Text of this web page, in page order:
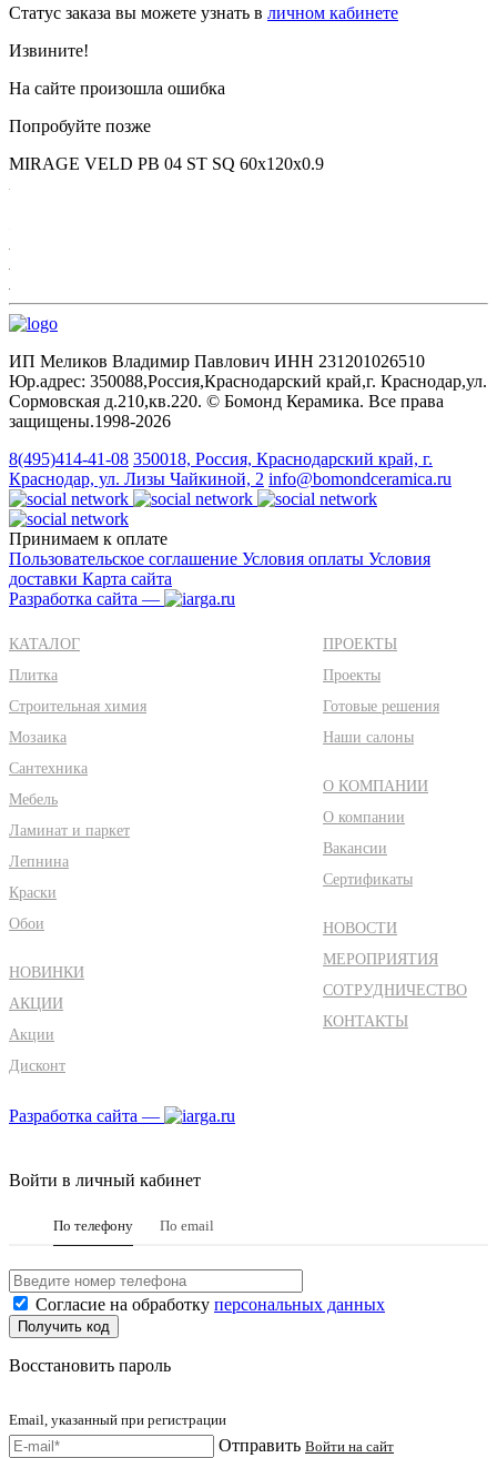
Статус заказа вы можете узнать в личном кабинете
Извините!
На сайте произошла ошибка
Попробуйте позже
MIRAGE VELD PB 04 ST SQ 60х120x0.9
ИП Меликов Владимир Павлович ИНН 231201026510
Юр.адрес: 350088,Россия,Краснодарский край,г. Краснодар,ул.
Сормовская д.210,кв.220. © Бомонд Керамика. Все права
защищены.1998‑2026
8(495)414-41-08 350018, Россия, Краснодарский край, г.
Краснодар, ул. Лизы Чайкиной, 2 info@bomondceramica.ru
Принимаем к оплате
Пользовательское соглашение Условия оплаты Условия
доставки Карта сайта
Разработка сайта —
КАТАЛОГ
Плитка
Строительная химия
Мозаика
Сантехника
Мебель
Ламинат и паркет
Лепнина
Краски
Обои
НОВИНКИ
АКЦИИ
Акции
Дисконт
ПРОЕКТЫ
Проекты
Готовые решения
Наши салоны
О КОМПАНИИ
О компании
Вакансии
Сертификаты
НОВОСТИ
МЕРОПРИЯТИЯ
СОТРУДНИЧЕСТВО
КОНТАКТЫ
Разработка сайта —
Войти в личный кабинет
По телефону По email
Согласие на обработку персональных данных
Восстановить пароль
Email, указанный при регистрации
Отправить Войти на сайт